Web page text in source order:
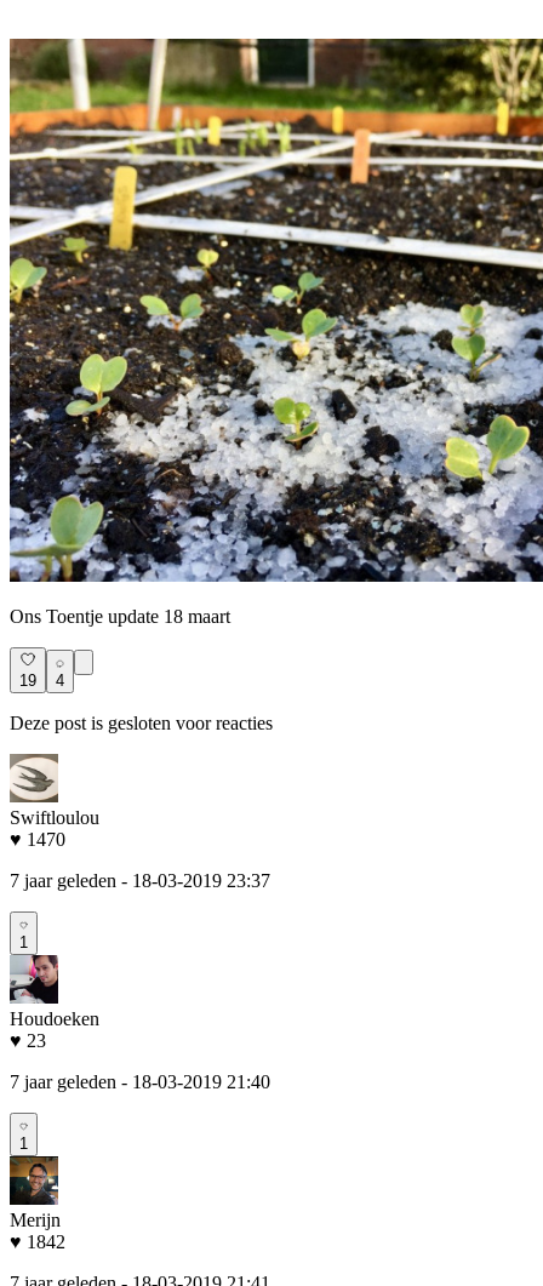
Ons Toentje update 18 maart
19 4
Deze post is gesloten voor reacties
Swiftloulou
♥ 1470
7 jaar geleden - 18-03-2019 23:37
1
Houdoeken
♥ 23
7 jaar geleden - 18-03-2019 21:40
1
Merijn
♥ 1842